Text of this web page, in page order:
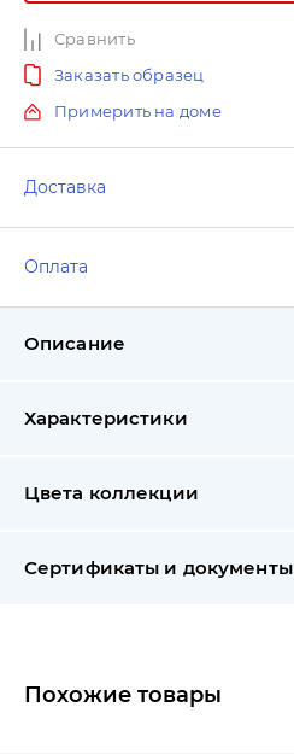
Сравнить
Заказать образец
Примерить на доме
Доставка
Оплата
Описание
Характеристики
Цвета коллекции
Сертификаты и документы
Похожие товары